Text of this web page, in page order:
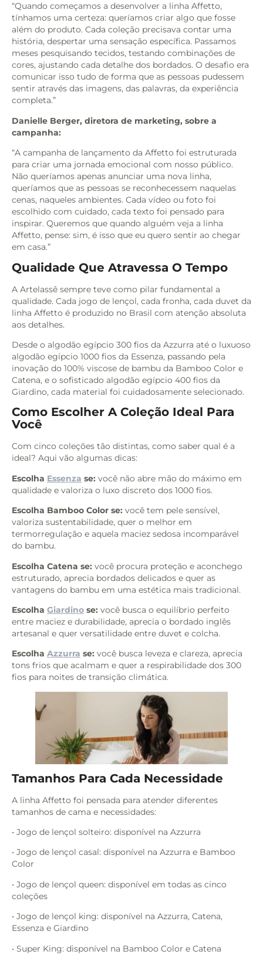
“Quando começamos a desenvolver a linha Affetto,
tínhamos uma certeza: queríamos criar algo que fosse
além do produto. Cada coleção precisava contar uma
história, despertar uma sensação específica. Passamos
meses pesquisando tecidos, testando combinações de
cores, ajustando cada detalhe dos bordados. O desafio era
comunicar isso tudo de forma que as pessoas pudessem
sentir através das imagens, das palavras, da experiência
completa.”
Danielle Berger, diretora de marketing, sobre a
campanha:
“A campanha de lançamento da Affetto foi estruturada
para criar uma jornada emocional com nosso público.
Não queríamos apenas anunciar uma nova linha,
queríamos que as pessoas se reconhecessem naquelas
cenas, naqueles ambientes. Cada vídeo ou foto foi
escolhido com cuidado, cada texto foi pensado para
inspirar. Queremos que quando alguém veja a linha
Affetto, pense: sim, é isso que eu quero sentir ao chegar
em casa.”
Qualidade Que Atravessa O Tempo
A Artelassê sempre teve como pilar fundamental a
qualidade. Cada jogo de lençol, cada fronha, cada duvet da
linha Affetto é produzido no Brasil com atenção absoluta
aos detalhes.
Desde o algodão egípcio 300 fios da Azzurra até o luxuoso
algodão egípcio 1000 fios da Essenza, passando pela
inovação do 100% viscose de bambu da Bamboo Color e
Catena, e o sofisticado algodão egípcio 400 fios da
Giardino, cada material foi cuidadosamente selecionado.
Como Escolher A Coleção Ideal Para
Você
Com cinco coleções tão distintas, como saber qual é a
ideal? Aqui vão algumas dicas:
Escolha Essenza se: você não abre mão do máximo em
qualidade e valoriza o luxo discreto dos 1000 fios.
Escolha Bamboo Color se: você tem pele sensível,
valoriza sustentabilidade, quer o melhor em
termorregulação e aquela maciez sedosa incomparável
do bambu.
Escolha Catena se: você procura proteção e aconchego
estruturado, aprecia bordados delicados e quer as
vantagens do bambu em uma estética mais tradicional.
Escolha Giardino se: você busca o equilíbrio perfeito
entre maciez e durabilidade, aprecia o bordado inglês
artesanal e quer versatilidade entre duvet e colcha.
Escolha Azzurra se: você busca leveza e clareza, aprecia
tons frios que acalmam e quer a respirabilidade dos 300
fios para noites de transição climática.
Tamanhos Para Cada Necessidade
A linha Affetto foi pensada para atender diferentes
tamanhos de cama e necessidades:
• Jogo de lençol solteiro: disponível na Azzurra
• Jogo de lençol casal: disponível na Azzurra e Bamboo
Color
• Jogo de lençol queen: disponível em todas as cinco
coleções
• Jogo de lençol king: disponível na Azzurra, Catena,
Essenza e Giardino
• Super King: disponível na Bamboo Color e Catena